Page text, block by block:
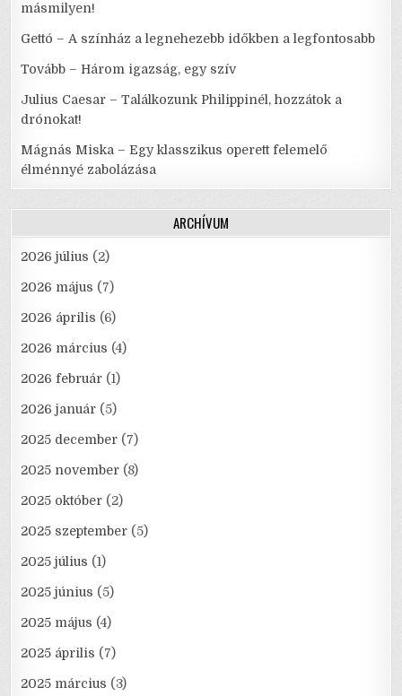
másmilyen!
Gettó – A színház a legnehezebb időkben a legfontosabb
Tovább – Három igazság, egy szív
Julius Caesar – Találkozunk Philippinél, hozzátok a
drónokat!
Mágnás Miska – Egy klasszikus operett felemelő
élménnyé zabolázása
ARCHÍVUM
2026 július (2)
2026 május (7)
2026 április (6)
2026 március (4)
2026 február (1)
2026 január (5)
2025 december (7)
2025 november (8)
2025 október (2)
2025 szeptember (5)
2025 július (1)
2025 június (5)
2025 május (4)
2025 április (7)
2025 március (3)